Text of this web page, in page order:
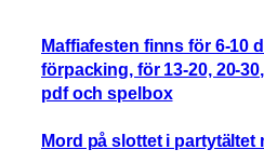
Maffiafesten finns för 6-10
förpacking, för 13-20, 20-
pdf och spelbox
Mord på slottet i partytältet